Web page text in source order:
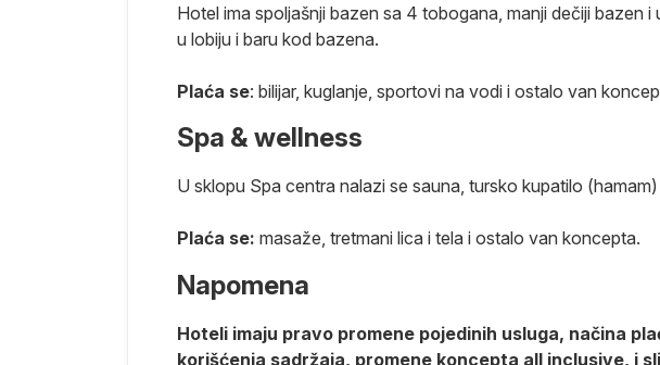
Hotel ima spoljašnji bazen sa 4 tobogana, manji dečiji bazen
u lobiju i baru kod bazena.
Plaća se: bilijar, kuglanje, sportovi na vodi i ostalo van
Spa & wellness
U sklopu Spa centra nalazi se sauna, tursko kupatilo
Plaća se: masaže, tretmani lica i tela i ostalo van koncepta.
Napomena
Hoteli imaju pravo promene pojedinih usluga, načina
korišćenja sadržaja, promene koncepta all inclusive, i